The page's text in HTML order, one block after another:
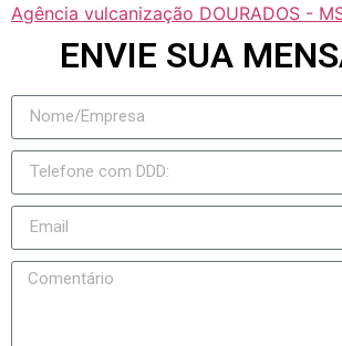
Agência vulcanização DOURADOS -
ENVIE SUA